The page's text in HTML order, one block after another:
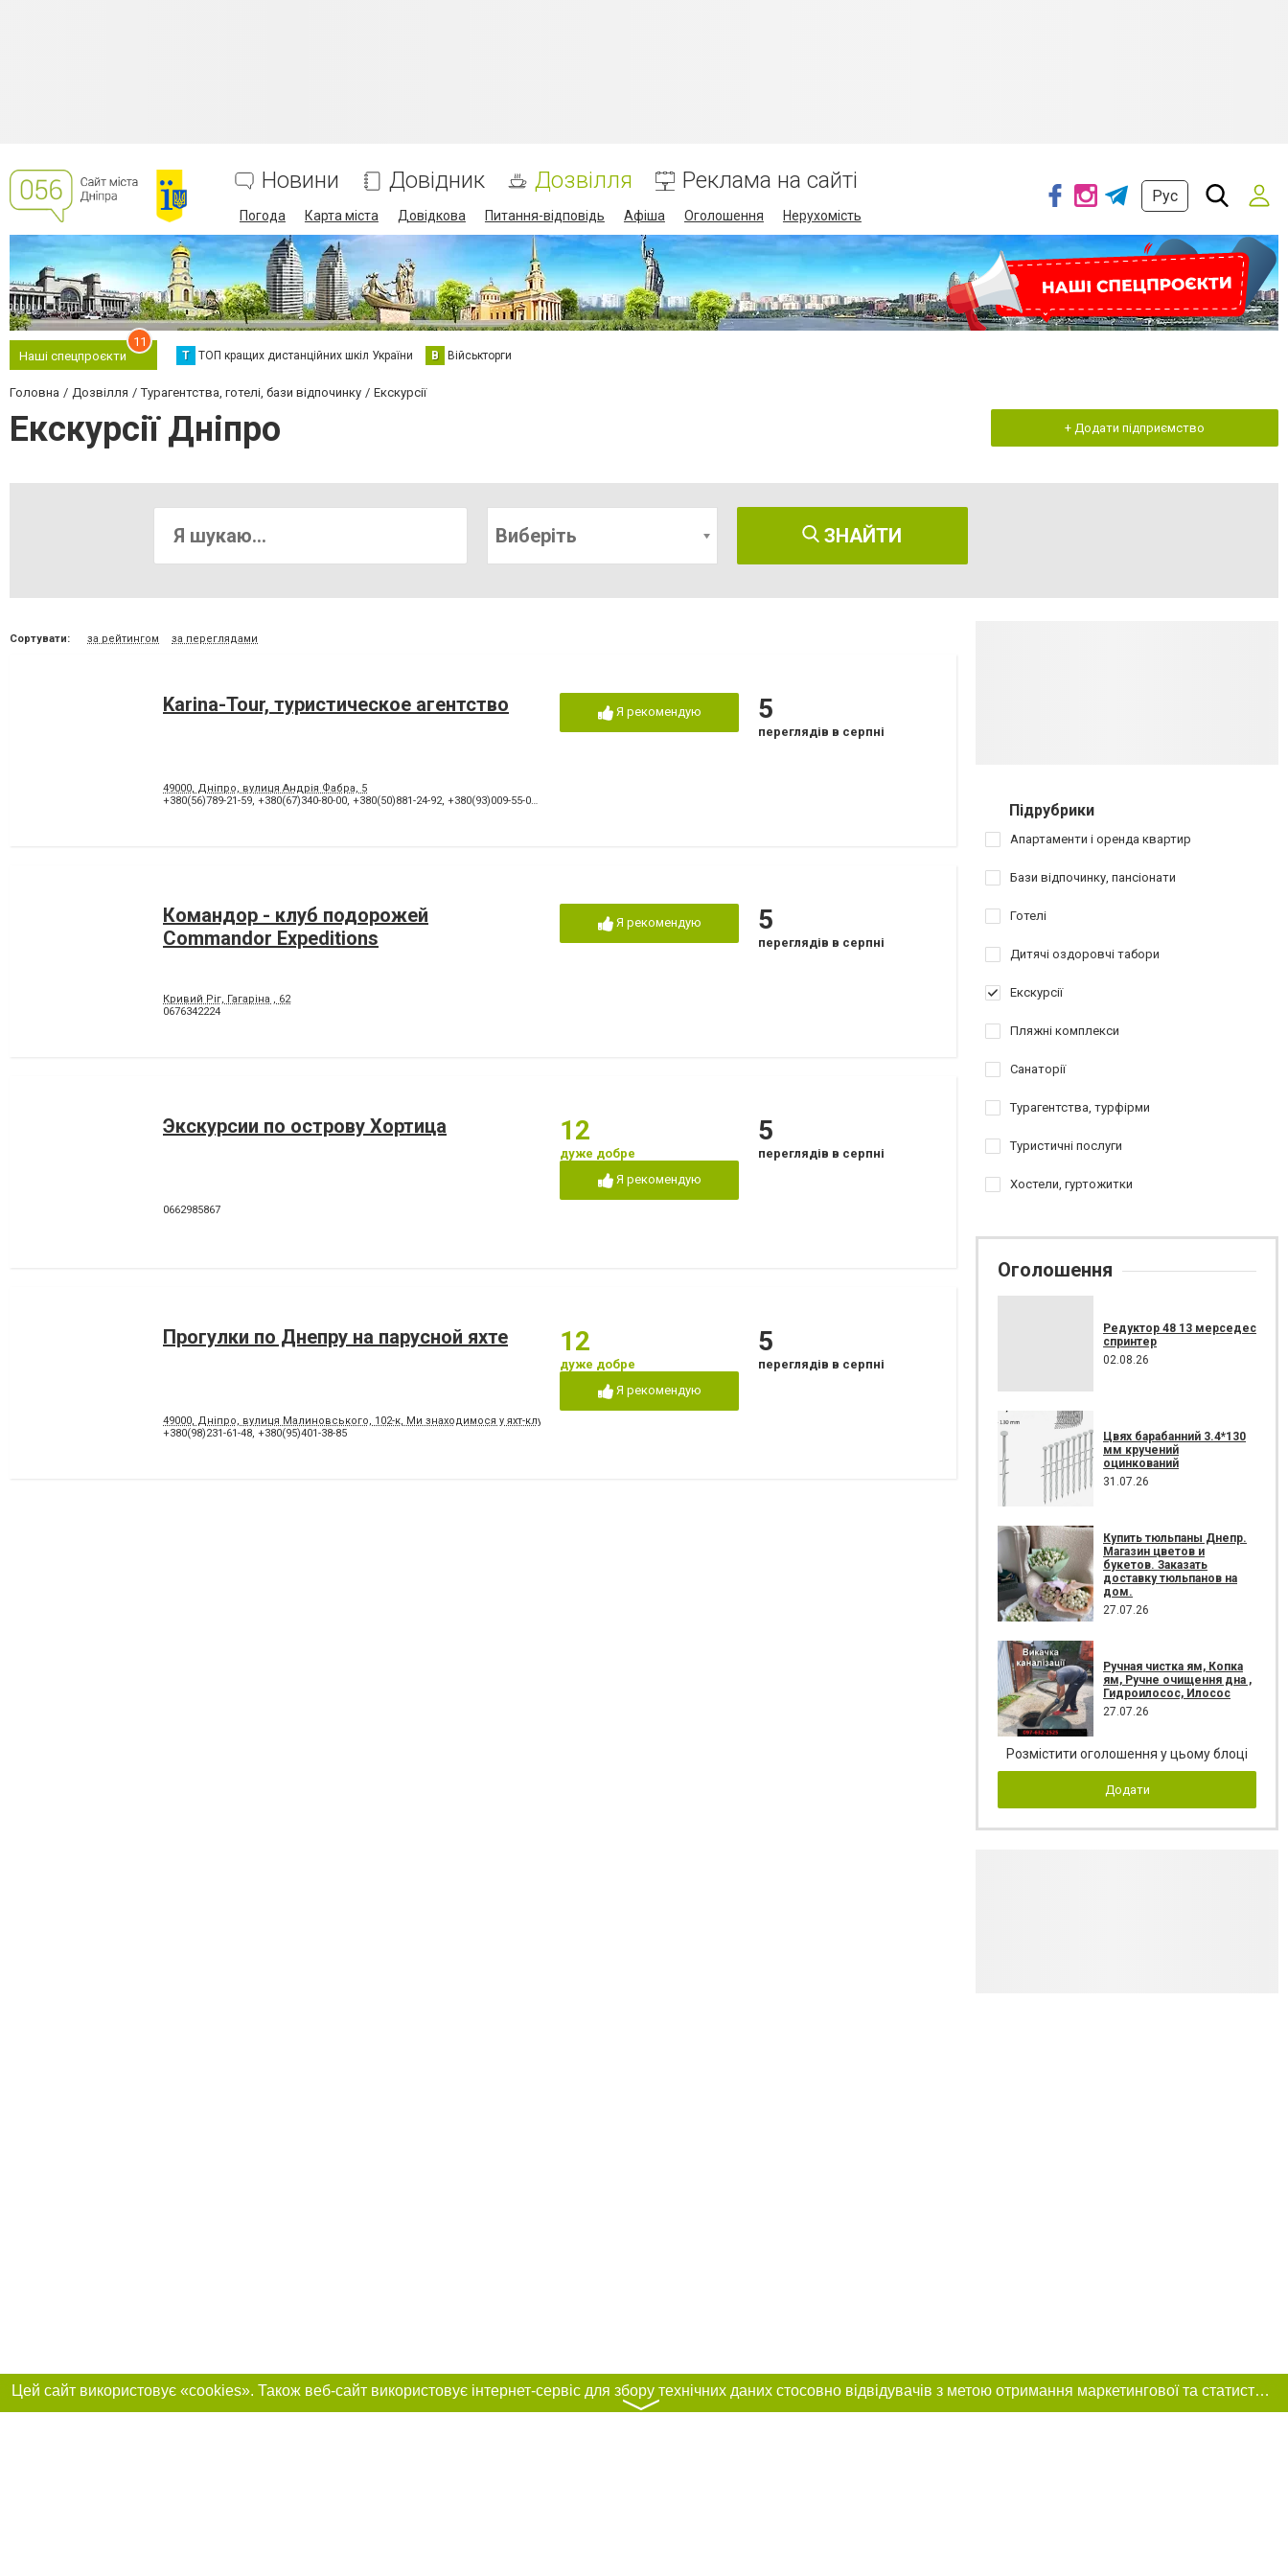
Новини Довідник Дозвілля Реклама на сайті
Погода Карта міста Довідкова Питання-відповідь Афіша Оголошення Нерухомість
Рус
Наші спецпроєкти
11
Т ТОП кращих дистанційних шкіл України В Військторги
Головна Дозвілля Турагентства, готелі, бази відпочинку Екскурсії
Екскурсії Дніпро + Додати підприємство
Виберіть ЗНАЙТИ
Сортувати: за рейтингом за переглядами
Karina-Tour, туристическое агентство
49000, Дніпро, вулиця Андрія Фабра, 5
+380(56)789-21-59, +380(67)340-80-00, +380(50)881-24-92, +380(93)009-55-05 ,
Я рекомендую 5
переглядів в серпні
Командор - клуб подорожей
Commandor Expeditions
Кривий Ріг, Гагаріна , 62
0676342224
Я рекомендую 5
переглядів в серпні
Экскурсии по острову Хортица
0662985867
12
дуже добре
Я рекомендую
5
переглядів в серпні
Прогулки по Днепру на парусной яхте
49000, Дніпро, вулиця Малиновського, 102-к, Ми знаходимося у яхт-клубі "Дніпро", лівий берег. Є можливість забрати на причалі спорт клубу "Схід" на правому березі та на причалі комплексу "Бартоломео".
+380(98)231-61-48, +380(95)401-38-85
12
дуже добре
Я рекомендую
5
переглядів в серпні
Підрубрики
Апартаменти і оренда квартир
Бази відпочинку, пансіонати
Готелі
Дитячі оздоровчі табори
Екскурсії
Пляжні комплекси
Санаторії
Турагентства, турфірми
Туристичні послуги
Хостели, гуртожитки
Оголошення
Редуктор 48 13 мерседес
спринтер
02.08.26
Цвях барабанний 3.4*130
мм кручений
оцинкований
31.07.26
Купить тюльпаны Днепр.
Магазин цветов и
букетов. Заказать
доставку тюльпанов на
дом.
27.07.26
Ручная чистка ям, Копка
ям, Ручне очищення дна ,
Гидроилосос, Илосос
27.07.26
Розмістити оголошення у цьому блоці
Додати
Цей сайт використовує «cookies». Також веб-сайт використовує інтернет-сервіс для збору технічних даних стосовно відвідувачів з метою отримання маркетингової та статистичної інформації. Умови обробки даних відвідувачів сайту див.
〉